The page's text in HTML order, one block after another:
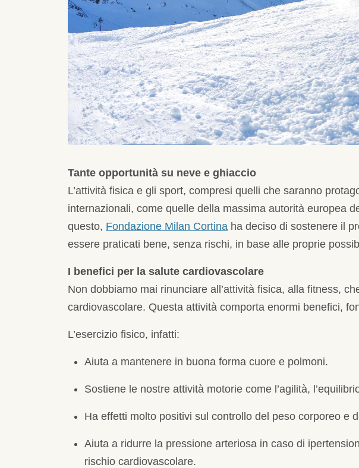
Tante opportunità su neve e ghiaccio
L’attività fisica e gli sport, compresi quelli che saranno
internazionali, come quelle della massima autorità europea
questo, Fondazione Milan Cortina ha deciso di sostenere il
essere praticati bene, senza rischi, in base alle proprie
I benefici per la salute cardiovascolare
Non dobbiamo mai rinunciare all’attività fisica, alla fitness,
cardiovascolare. Questa attività comporta enormi benefici,
L’esercizio fisico, infatti:
Aiuta a mantenere in buona forma cuore e polmoni.
Sostiene le nostre attività motorie come l’agilità,
Ha effetti molto positivi sul controllo del peso corporeo e
Aiuta a ridurre la pressione arteriosa in caso di
rischio cardiovascolare.